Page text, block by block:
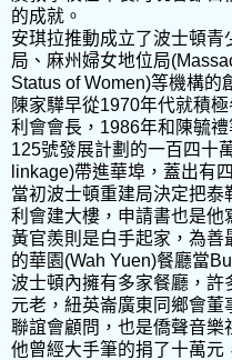
的成就。
安琪拉推動成立了波士頓
局、麻州婦女地位局
Status of Women)等機構的
陳家驊早從1970年代就積
利會會長，1986年和陳毓
125號發展計劃的一百四十
linkage)帶進華埠，蓋出有
當初波士頓重建局決定把
利會建大樓，申請書也是他
黃官羨則是白手起家，為善
的華園(Wah Yuen)餐廳當
波士頓內擁有多家餐廳，許
元老，紐英崙廣東同鄉會
聯誼會顧問，也是僑聲音樂
他曾經大手筆的捐了十萬元